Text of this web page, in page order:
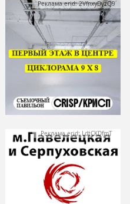
Реклама erid: 2VfnxyDyzQ9
Реклама erid: LdtCKDfmT